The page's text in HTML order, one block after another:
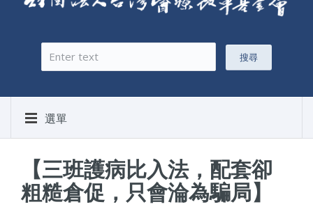
搜尋表單
搜尋
選單
【三班護病比入法，配套卻
粗糙倉促，只會淪為騙局】